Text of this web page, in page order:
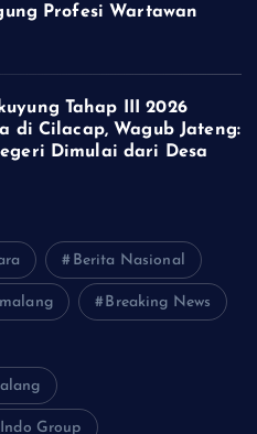
Profesi Wartawan
Tahap III 2026
di Cilacap, Wagub Jateng:
Dimulai dari Desa
Berita Nasional
Breaking News
Group